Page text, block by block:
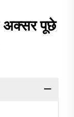
अक्सर पूछे